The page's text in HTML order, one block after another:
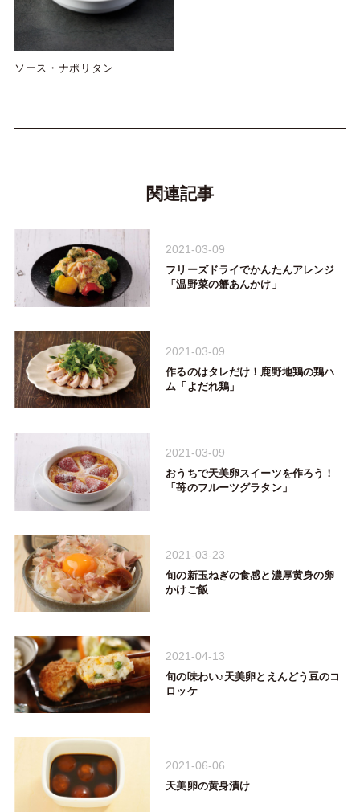
ソース・ナポリタン
関連記事
2021-03-09
フリーズドライでかんたんアレンジ
「温野菜の蟹あんかけ」
2021-03-09
作るのはタレだけ！鹿野地鶏の鶏ハ
ム「よだれ鶏」
2021-03-09
おうちで天美卵スイーツを作ろう！
「苺のフルーツグラタン」
2021-03-23
旬の新玉ねぎの食感と濃厚黄身の卵
かけご飯
2021-04-13
旬の味わい♪天美卵とえんどう豆のコ
ロッケ
2021-06-06
天美卵の黄身漬け